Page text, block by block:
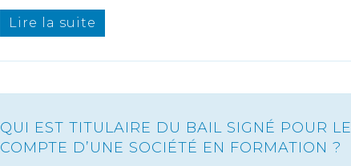
Lire la suite
QUI EST TITULAIRE DU BAIL SIGNÉ POUR LE
COMPTE D’UNE SOCIÉTÉ EN FORMATION ?